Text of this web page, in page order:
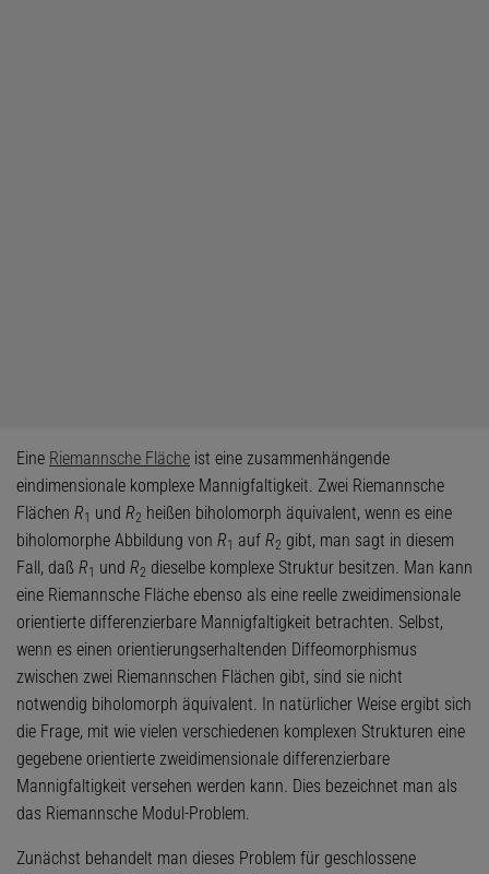
Eine Riemannsche Fläche ist eine zusammenhängende
eindimensionale komplexe Mannigfaltigkeit. Zwei Riemannsche
Flächen R1 und R2 heißen biholomorph äquivalent, wenn es eine
biholomorphe Abbildung von R1 auf R2 gibt, man sagt in diesem
Fall, daß R1 und R2 dieselbe komplexe Struktur besitzen. Man kann
eine Riemannsche Fläche ebenso als eine reelle zweidimensionale
orientierte differenzierbare Mannigfaltigkeit betrachten. Selbst,
wenn es einen orientierungserhaltenden Diffeomorphismus
zwischen zwei Riemannschen Flächen gibt, sind sie nicht
notwendig biholomorph äquivalent. In natürlicher Weise ergibt sich
die Frage, mit wie vielen verschiedenen komplexen Strukturen eine
gegebene orientierte zweidimensionale differenzierbare
Mannigfaltigkeit versehen werden kann. Dies bezeichnet man als
das Riemannsche Modul-Problem.
Zunächst behandelt man dieses Problem für geschlossene